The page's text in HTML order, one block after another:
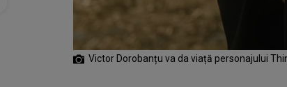
Victor Dorobanțu va da viață personajului